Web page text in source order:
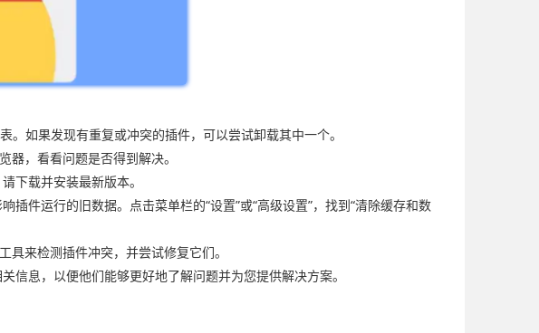
如果发现有重复或冲突的插件，可以尝试卸载其中一个。
，看看问题是否得到解决。
下载并安装最新版本。
件运行的旧数据。点击菜单栏的“设置”或“高级设置”，找到“清除缓存和数
来检测插件冲突，并尝试修复它们。
息，以便他们能够更好地了解问题并为您提供解决方案。